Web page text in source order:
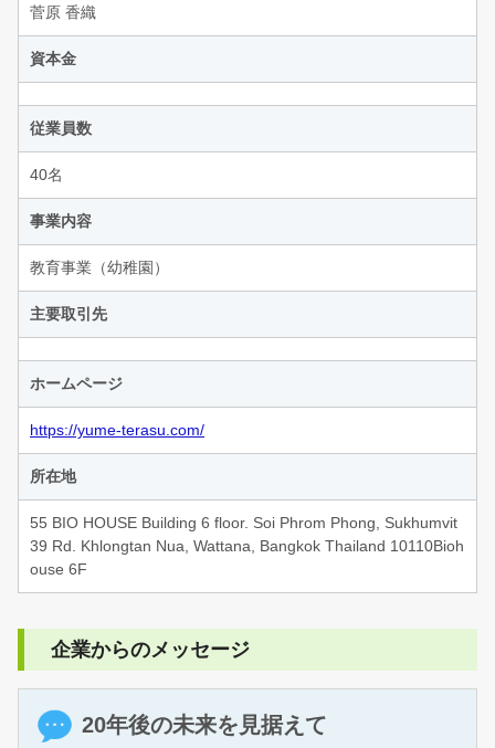
菅原 香織
資本金
従業員数
40名
事業内容
教育事業（幼稚園）
主要取引先
ホームページ
https://yume-terasu.com/
所在地
55 BIO HOUSE Building 6 floor. Soi Phrom Phong, Sukhumvit
39 Rd. Khlongtan Nua, Wattana, Bangkok Thailand 10110Bioh
ouse 6F
企業からのメッセージ
20年後の未来を見据えて